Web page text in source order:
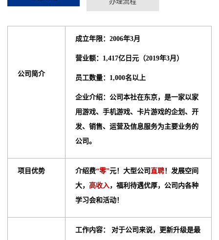
公司简介
成立年限：2006年3月
营业额：1,417亿日元（2019年3月）
员工数量：1,000名以上
企业介绍：公司本社在东京，是一家以家
用游戏、手机游戏、卡片游戏的企划、开
发、销售、运营及信息服务为主要业务的
公司。
项目优势 介绍费“零”元！大型公司 直聘！发展空间
大， 高收入，福利待遇优厚，公司内各种
学习会和活动！
工作内容： 对于公司来说，更新升级是最